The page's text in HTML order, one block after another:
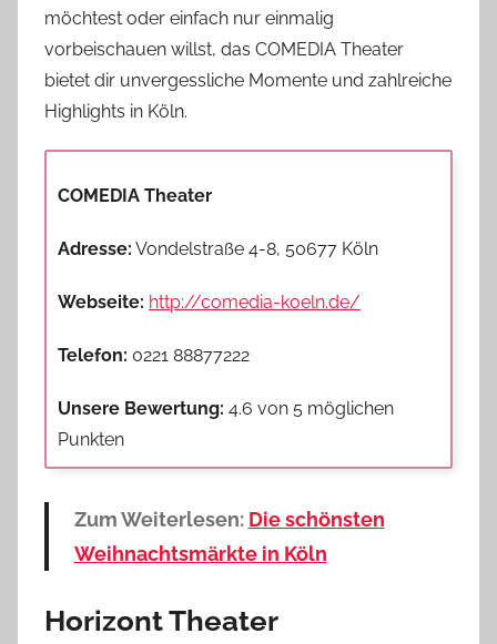
möchtest oder einfach nur einmalig
vorbeischauen willst, das COMEDIA Theater
bietet dir unvergessliche Momente und zahlreiche
Highlights in Köln.
COMEDIA Theater
Adresse: Vondelstraße 4-8, 50677 Köln
Webseite: http://comedia-koeln.de/
Telefon: 0221 88877222
Unsere Bewertung: 4.6 von 5 möglichen
Punkten
Zum Weiterlesen: Die schönsten
Weihnachtsmärkte in Köln
Horizont Theater